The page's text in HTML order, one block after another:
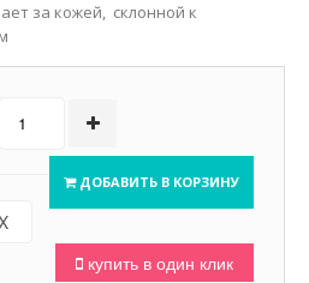
за кожей, склонной к
ДОБАВИТЬ В КОРЗИНУ
купить в один клик